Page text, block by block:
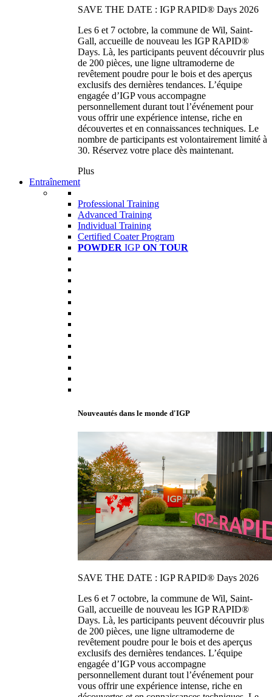
SAVE THE DATE : IGP RAPID® Days 2026
Les 6 et 7 octobre, la commune de Wil, Saint-
Gall, accueille de nouveau les IGP RAPID®
Days. Là, les participants peuvent découvrir plus
de 200 pièces, une ligne ultramoderne de
revêtement poudre pour le bois et des aperçus
exclusifs des dernières tendances. L’équipe
engagée d’IGP vous accompagne
personnellement durant tout l’événement pour
vous offrir une expérience intense, riche en
découvertes et en connaissances techniques. Le
nombre de participants est volontairement limité à
30. Réservez votre place dès maintenant.
Plus
Entraînement
Professional Training
Advanced Training
Individual Training
Certified Coater Program
POWDER IGP ON TOUR
Nouveautés dans le monde d'IGP
SAVE THE DATE : IGP RAPID® Days 2026
Les 6 et 7 octobre, la commune de Wil, Saint-
Gall, accueille de nouveau les IGP RAPID®
Days. Là, les participants peuvent découvrir plus
de 200 pièces, une ligne ultramoderne de
revêtement poudre pour le bois et des aperçus
exclusifs des dernières tendances. L’équipe
engagée d’IGP vous accompagne
personnellement durant tout l’événement pour
vous offrir une expérience intense, riche en